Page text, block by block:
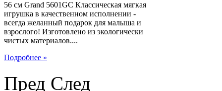
56 см Grand 5601GC Классическая мягкая
игрушка в качественном исполнении -
всегда желанный подарок для малыша и
взрослого! Изготовлено из экологически
чистых материалов....
Подробнее »
Пред След